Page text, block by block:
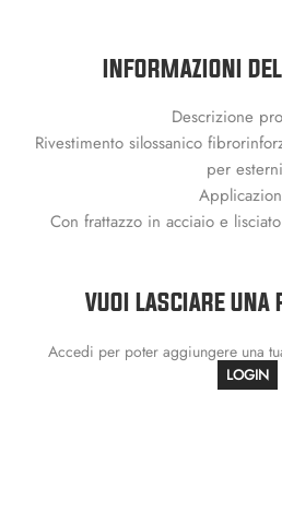
INFORMAZIONI
Descrizione
Rivestimento silossanico
per esterni
Con frattazzo in acciaio e
VUOI LASCIARE UNA
Accedi per poter aggiungere una
LOGIN